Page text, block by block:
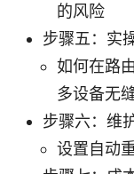
的风险
步骤五：实
如何在路
多设备无
步骤六：维
设置自动